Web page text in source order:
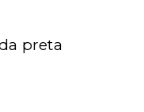
preta